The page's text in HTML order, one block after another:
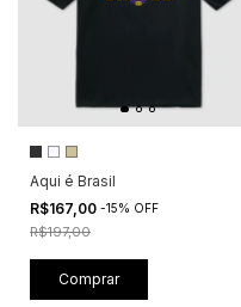
Aqui é Brasil
R$167,00 -15% OFF
R$197,00
Comprar